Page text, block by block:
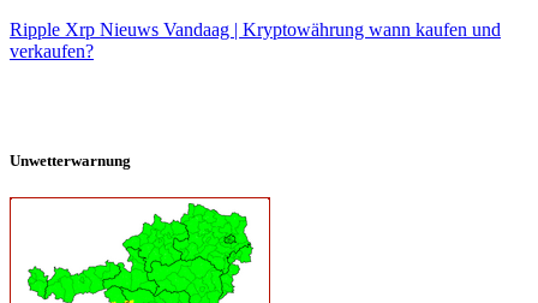
Ripple Xrp Nieuws Vandaag | Kryptowährung wann kaufen und
verkaufen?
Unwetterwarnung